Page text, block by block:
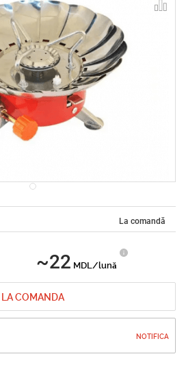
La comandă
~22 MDL/lună
LA COMANDA
NOTIFICA